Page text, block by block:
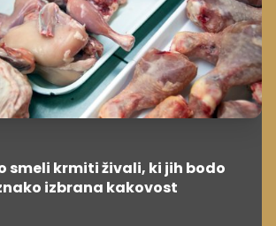
smeli krmiti živali, ki jih bodo
izbrana kakovost